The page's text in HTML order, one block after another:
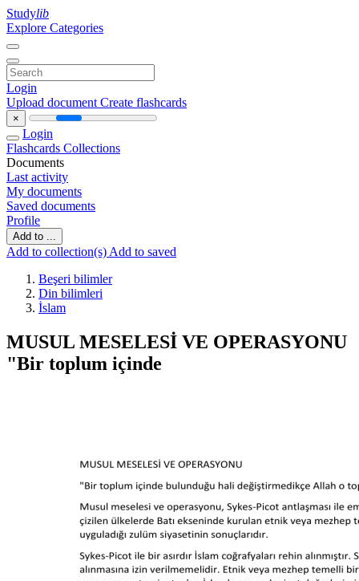
Studylib
Explore Categories
Login
Upload document Create flashcards
×
Login
Flashcards Collections
Documents
Last activity
My documents
Saved documents
Profile
Add to ...
Add to collection(s) Add to saved
Beşeri bilimler
Din bilimleri
İslam
MUSUL MESELESİ VE OPERASYONU
"Bir toplum içinde